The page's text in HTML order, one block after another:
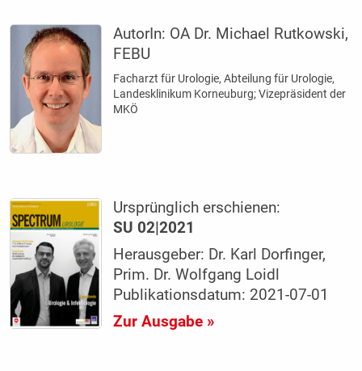
AutorIn: OA Dr. Michael Rutkowski,
FEBU
Facharzt für Urologie, Abteilung für Urologie,
Landesklinikum Korneuburg; Vizepräsident der
MKÖ
Ursprünglich erschienen:
SU 02|2021
Herausgeber: Dr. Karl Dorfinger,
Prim. Dr. Wolfgang Loidl
Publikationsdatum: 2021-07-01
Zur Ausgabe »